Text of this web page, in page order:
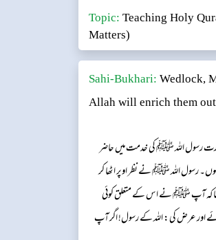
Topic: Teaching Holy
Matters)
Sahi-Bukhari: Wedlock,
Allah will enrich them
رسول اللہ ﷺ کی خدمت میں حاضر
رسول اللہ ﷺ نے نظر اوپر اٹھا کر
کہ آپ ﷺ نے اس کے متعلق کوئی
اور عرض کی: اللہ کے رسول! اگر آپ